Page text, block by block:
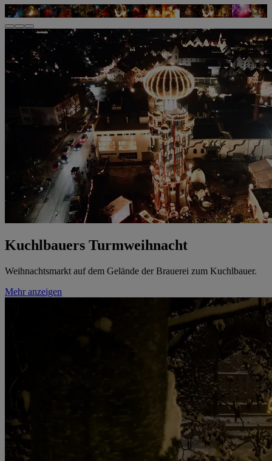
Kuchlbauers Turmweihnacht
Weihnachtsmarkt auf dem Gelände der Brauerei zum Kuchlbauer.
Mehr anzeigen